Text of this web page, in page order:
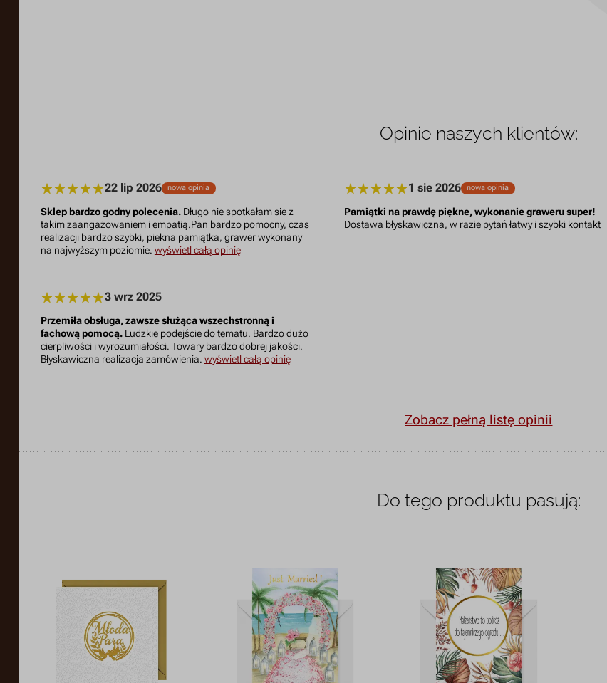
Opinie naszych klientów:
22 lip 2026 nowa opinia
Sklep bardzo godny polecenia.Długo nie spotkałam sie z
takim zaangażowaniem i empatią.Pan bardzo pomocny, czas
realizacji bardzo szybki, piekna pamiątka, grawer wykonany
na najwyższym poziomie. wyświetl całą opinię
1 sie 2026 nowa opinia
Pamiątki na prawdę piękne, wykonanie graweru super!
Dostawa błyskawiczna, w razie pytań łatwy i szybki kontakt
3 wrz 2025
Przemiła obsługa, zawsze służąca wszechstronną i
fachową pomocą.Ludzkie podejście do tematu. Bardzo dużo
cierpliwości i wyrozumiałości. Towary bardzo dobrej jakości.
Błyskawiczna realizacja zamówienia. wyświetl całą opinię
Zobacz pełną listę opinii
Do tego produktu pasują: